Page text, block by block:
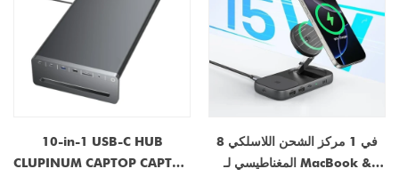
10-in-1 USB-C HUB
CLUPINUM CAPTOP CAPTOP
8 في 1 مركز الشحن اللاسلكي
المغناطيسي لـ MacBook &